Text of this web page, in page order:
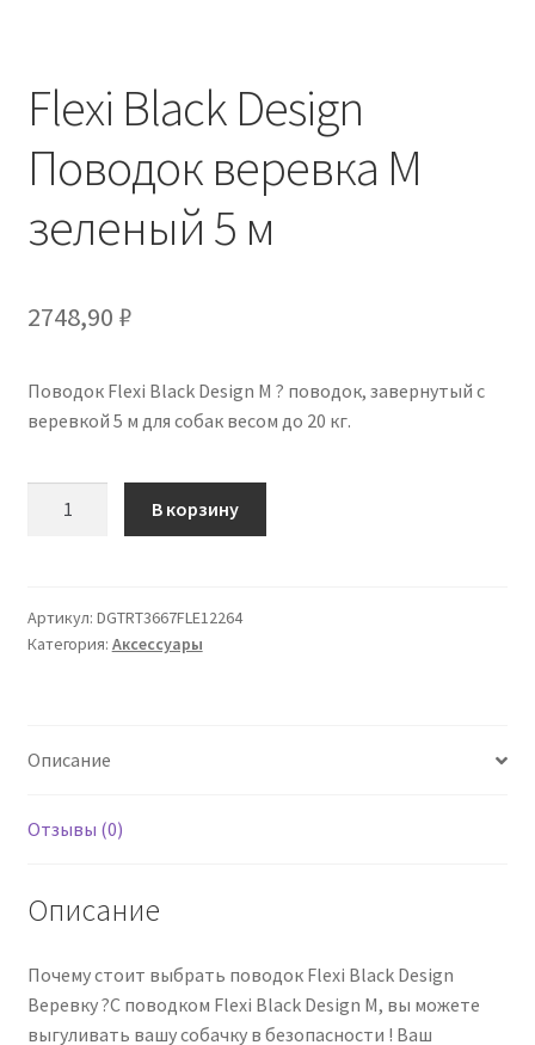
Flexi Black Design
Поводок веревка M
зеленый 5 м
2748,90 ₽
Поводок Flexi Black Design M ? поводок, завернутый с
веревкой 5 м для собак весом до 20 кг.
Design
Поводок
5
В корзину
Артикул: DGTRT3667FLE12264
Категория: Аксессуары
Описание
Отзывы (0)
Описание
Почему стоит выбрать поводок Flexi Black Design
Веревку ?С поводком Flexi Black Design M, вы можете
выгуливать вашу собачку в безопасности ! Ваш